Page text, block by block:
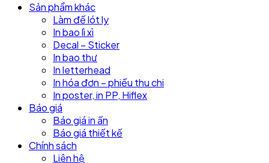
Sản phẩm khác
Làm đế lót ly
In bao lì xì
Decal – Sticker
In bao thư
In letterhead
In hóa đơn – phiếu thu chi
In poster, in PP, Hiflex
Báo giá
Báo giá in ấn
Báo giá thiết kế
Chính sách
Liên hệ